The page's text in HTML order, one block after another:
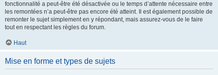
fonctionnalité a peut-être été désactivée ou le temps d’attente nécessaire entre
les remontées n’a peut-être pas encore été atteint. Il est également possible de
remonter le sujet simplement en y répondant, mais assurez-vous de le faire
tout en respectant les règles du forum.
Haut
Mise en forme et types de sujets